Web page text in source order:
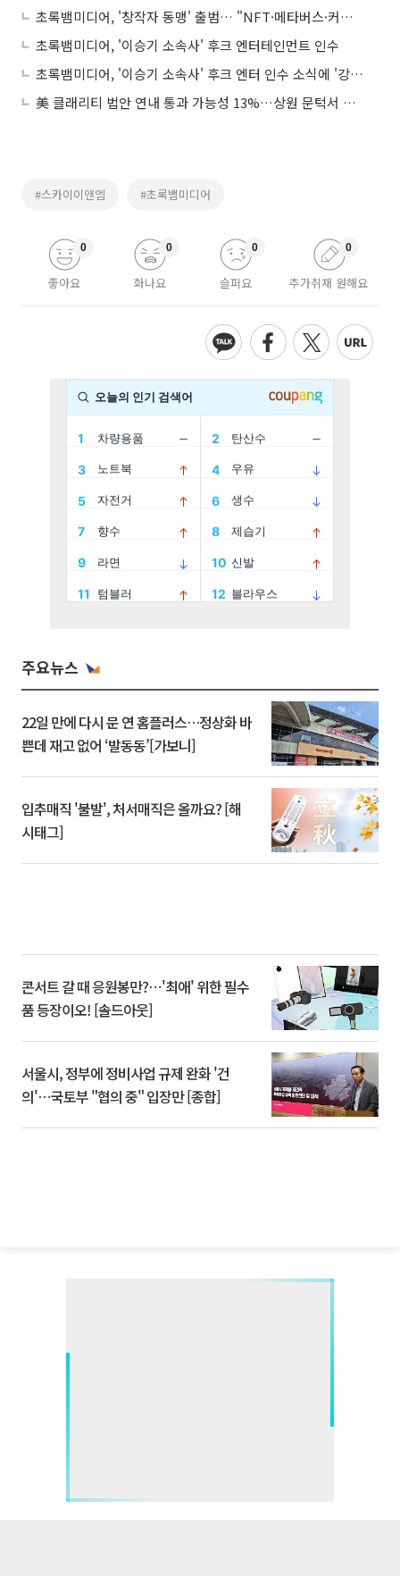
초록뱀미디어, '창작자 동맹' 출범… "NFT·메타버스·커머스 선순환 플랫폼 만들 것"
초록뱀미디어, '이승기 소속사' 후크 엔터테인먼트 인수
초록뱀미디어, '이승기 소속사' 후크 엔터 인수 소식에 '강세'
美 클래리티 법안 연내 통과 가능성 13%…상원 문턱서 제동
#스카이이앤엠 #초록뱀미디어
좋아요
0
화나요
0
슬퍼요
0
추가취재 원해요
0
주요뉴스
22일 만에 다시 문 연 홈플러스…정상화 바
쁜데 재고 없어 ‘발동동’[가보니]
입추매직 '불발', 처서매직은 올까요? [해
시태그]
콘서트 갈 때 응원봉만?⋯'최애' 위한 필수
품 등장이오! [솔드아웃]
서울시, 정부에 정비사업 규제 완화 '건
의'⋯국토부 "협의 중" 입장만 [종합]